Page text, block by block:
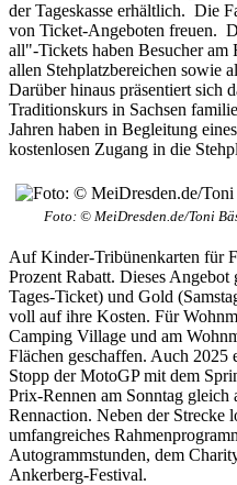
der Tageskasse erhältlich. Die
von Ticket-Angeboten freuen.
all"-Tickets haben Besucher
allen Stehplatzbereichen sowie
Darüber hinaus präsentiert sich
Traditionskurs in Sachsen
Jahren haben in Begleitung
kostenlosen Zugang in die
Foto: © MeiDresden.de/Toni
Auf Kinder-Tribünenkarten für
Prozent Rabatt. Dieses
Tages-Ticket) und Gold
voll auf ihre Kosten. Für
Camping Village und am
Flächen geschaffen. Auch 2025
Stopp der MotoGP mit dem
Prix-Rennen am Sonntag
Rennaction. Neben der Strecke
umfangreiches
Autogrammstunden, dem
Ankerberg-Festival.